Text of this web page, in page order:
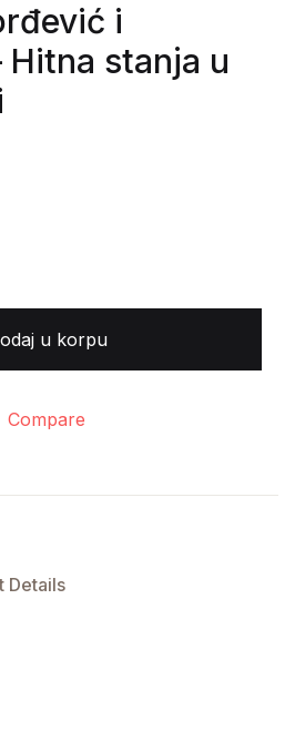
i
Hitna stanja u
u korpu
Compare
Details